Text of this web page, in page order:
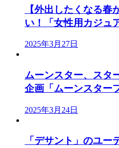
【外出したくなる春
い！「女性用カジュ
2025年3月27日
ムーンスター、スタ
企画「ムーンスター
2025年3月24日
「デサント」のユ